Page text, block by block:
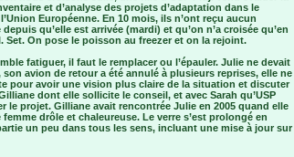
et d’analyse des projets d’adaptation dans le
Européenne. En 10 mois, ils n’ont reçu aucun
qu’elle est arrivée (mardi) et qu’on n’a croisée qu’en
Set. On pose le poisson au freezer et on la rejoint.
fatiguer, il faut le remplacer ou l’épauler. Julie ne devait
avion de retour a été annulé à plusieurs reprises, elle ne
pour avoir une vision plus claire de la situation et discuter
dont elle sollicite le conseil, et avec Sarah qu’USP
le projet. Gilliane avait rencontrée Julie en 2005 quand elle
drôle et chaleureuse. Le verre s’est prolongé en
un peu dans tous les sens, incluant une mise à jour sur